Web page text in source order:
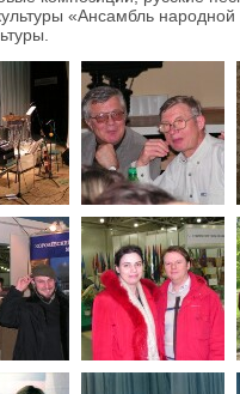
«Ансамбль народной